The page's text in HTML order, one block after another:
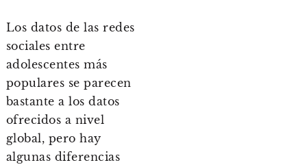
Los datos de las redes
sociales entre
adolescentes más
populares se parecen
bastante a los datos
ofrecidos a nivel
global, pero hay
algunas diferencias